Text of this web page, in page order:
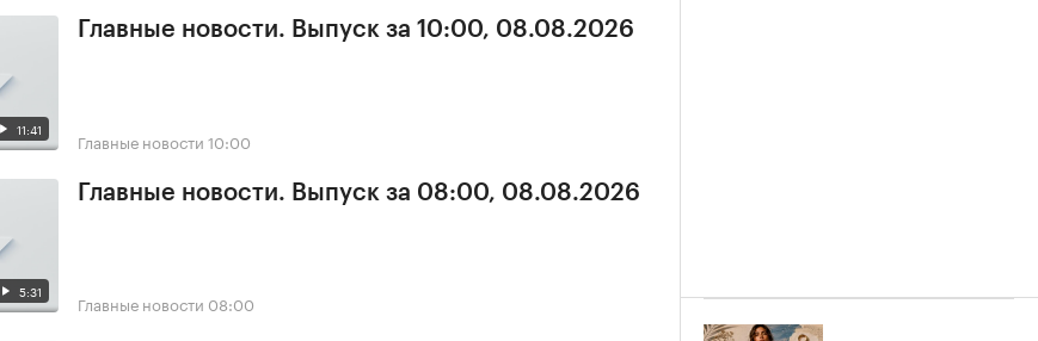
11:41
Главные новости. Выпуск за 10:00, 08.08.2026
Главные новости 10:00
5:31
Главные новости. Выпуск за 08:00, 08.08.2026
Главные новости 08:00